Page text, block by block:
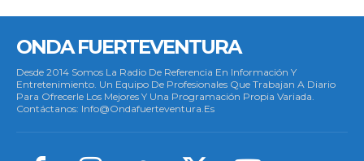
ONDA FUERTEVENTURA
Desde 2014 Somos La Radio De Referencia En Información Y
Entretenimiento. Un Equipo De Profesionales Que Trabajan A Diario
Para Ofrecerle Los Mejores Y Una Programación Propia Variada.
Contáctanos: Info@ondafuerteventura.es